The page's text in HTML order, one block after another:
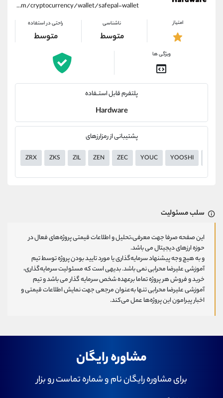
https://alirezamehrabi.com/cryptocurrency/wallet/safepal-wallet
امتیاز ناشناسی
متوسط
راحتی در استفاده
متوسط
ویژگی ها
پلتفرم قابل استــفاده
Hardware
پشتیبانی از رمزارزهای
ZRX ZKS ZIL ZEN ZEC YOUC YOOSHI
سلب مسئولیت
این صفحه صرفا جهت معرفی،تحلیل و اطلاعات قیمتی پروژه‌های فعال در
حوزه ارزهای دیجیتال می باشد.
و به هیچ وجه پیشنهاد سرمایه‌گذاری یا مورد تایید بودن پروژه توسط تیم
آموزشی علیرضا محرابی نمی باشد. بدیهی است که مسئولیت سرمایه‌گذاری،
خرید و فروش هر پروژه تماما برعهده شخص سرمایه گذار می باشد و تیم
آموزشی علیرضا محرابی تنها به‌عنوان مرجعی جهت نمایش اطلاعات قیمتی و
اخبار پیرامون این پروژه‌‌ها عمل می‌کند.
مشاوره رایگان
برای مشاوره رایگان نام و شماره تماست رو بزار